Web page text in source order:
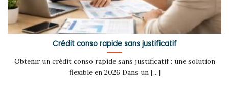
Crédit conso rapide sans justificatif
Obtenir un crédit conso rapide sans justificatif : une solution
flexible en 2026 Dans un [...]